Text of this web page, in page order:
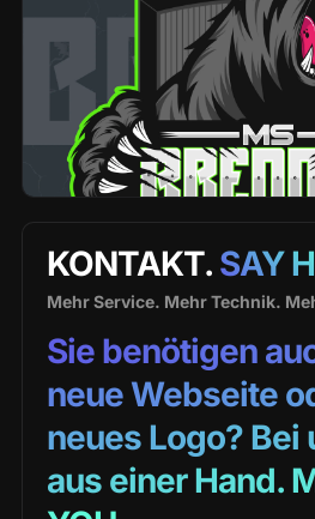
KONTAKT. SAY
Mehr Service. Mehr Technik.
Sie benötigen
neue Webseite
neues Logo? Bei
aus einer Hand.